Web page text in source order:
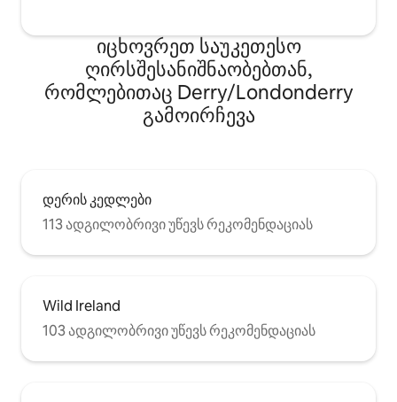
იცხოვრეთ საუკეთესო
ღირსშესანიშნაობებთან,
რომლებითაც Derry/Londonderry
გამოირჩევა
დერის კედლები
113 ადგილობრივი უწევს რეკომენდაციას
Wild Ireland
103 ადგილობრივი უწევს რეკომენდაციას